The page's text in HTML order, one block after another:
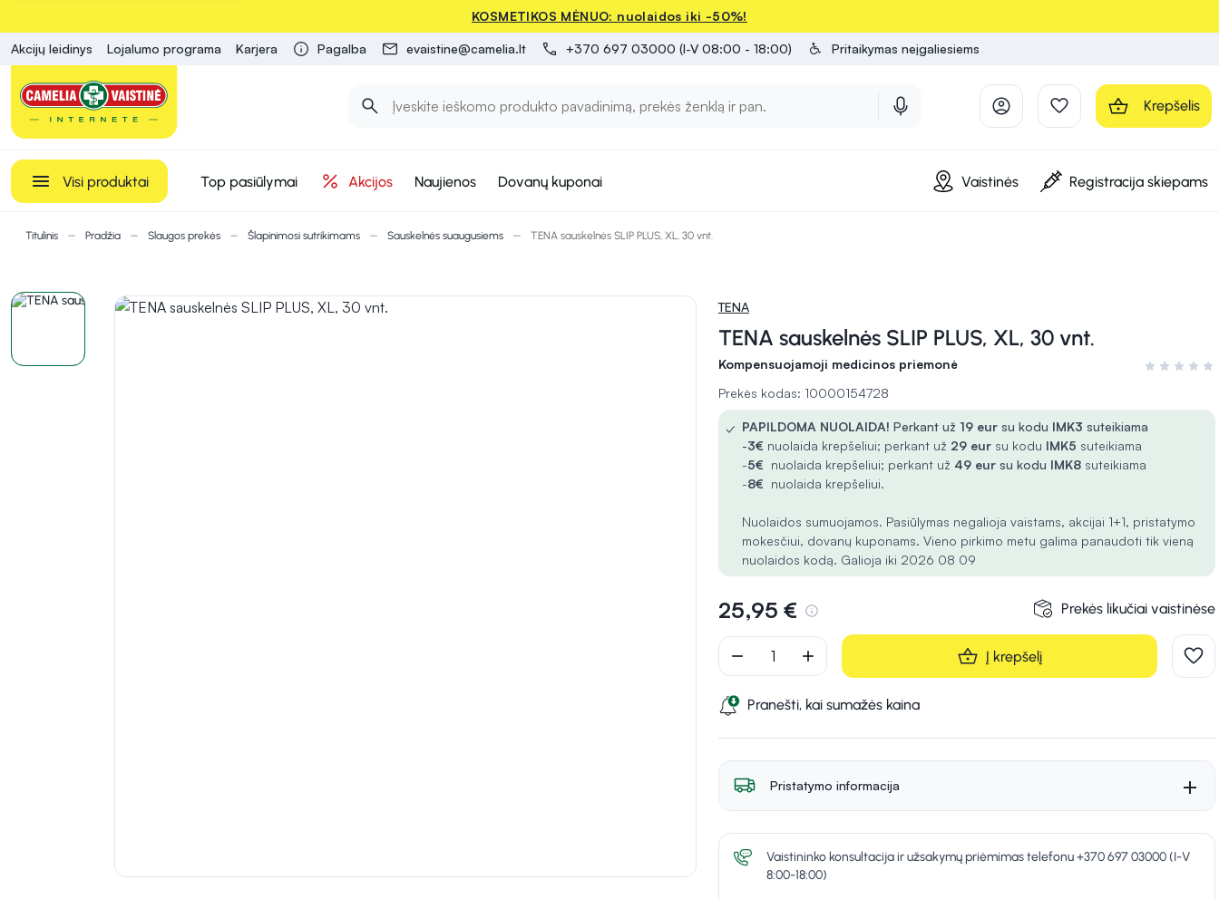
KOSMETIKOS MĖNUO: nuolaidos iki -50%!
Akcijų leidinys Lojalumo programa Karjera Pagalba evaistine@camelia.lt +370 697 03000 (I-V 08:00 - 18:00) Pritaikymas neįgaliesiems
Krepšelis
Visi produktai Top pasiūlymai Akcijos Naujienos Dovanų kuponai Vaistinės Registracija skiepams
Titulinis Pradžia Slaugos prekės Šlapinimosi sutrikimams Sauskelnės suaugusiems TENA sauskelnės SLIP PLUS, XL, 30 vnt.
TENA
TENA sauskelnės SLIP PLUS, XL, 30 vnt.
Kompensuojamoji medicinos priemonė
Įvertinimas
Prekės kodas: 10000154728
✓ PAPILDOMA NUOLAIDA! Perkant už 19 eur su kodu IMK3 suteikiama
-3€ nuolaida krepšeliui; perkant už 29 eur su kodu IMK5 suteikiama
-5€ nuolaida krepšeliui; perkant už 49 eur su kodu IMK8 suteikiama
-8€ nuolaida krepšeliui.
Nuolaidos sumuojamos. Pasiūlymas negalioja vaistams, akcijai 1+1, pristatymo
mokesčiui, dovanų kuponams. Vieno pirkimo metu galima panaudoti tik vieną
nuolaidos kodą. Galioja iki 2026 08 09
25,95 € Prekės likučiai vaistinėse
remove add Į krepšelį
Pranešti, kai sumažės kaina
Pristatymo informacija
Vaistininko konsultacija ir užsakymų priėmimas telefonu +370 697 03000 (I-V
8:00-18:00)